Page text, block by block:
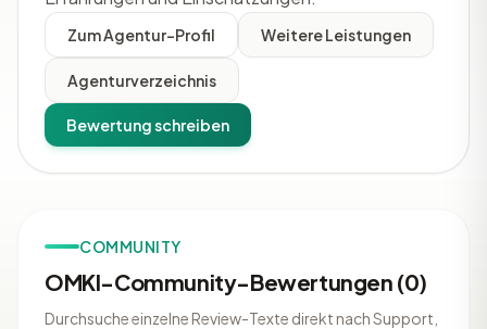
Zum Agentur-Profil Weitere Leistungen
Agenturverzeichnis
Bewertung schreiben
COMMUNITY
OMKI-Community-Bewertungen (0)
Durchsuche einzelne Review-Texte direkt nach Support,